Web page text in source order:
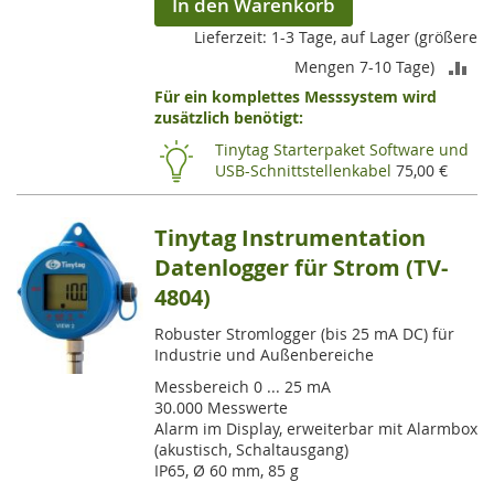
Lieferzeit: 1-3 Tage, auf Lager (größere
Mengen 7-10 Tage)
Für ein komplettes Messsystem wird
zusätzlich benötigt:
Tinytag Starterpaket Software und
USB-Schnittstellenkabel 75,00 €
Tinytag Instrumentation
Datenlogger für Strom (TV-
4804)
Robuster Stromlogger (bis 25 mA DC) für
Industrie und Außenbereiche
Messbereich 0 ... 25 mA
30.000 Messwerte
Alarm im Display, erweiterbar mit Alarmbox
(akustisch, Schaltausgang)
IP65, Ø 60 mm, 85 g